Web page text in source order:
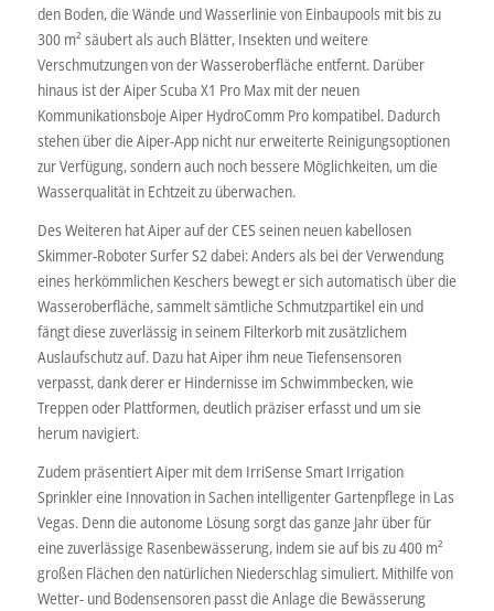
den Boden, die Wände und Wasserlinie von Einbaupools mit bis zu
300 m² säubert als auch Blätter, Insekten und weitere
Verschmutzungen von der Wasseroberfläche entfernt. Darüber
hinaus ist der Aiper Scuba X1 Pro Max mit der neuen
Kommunikationsboje Aiper HydroComm Pro kompatibel. Dadurch
stehen über die Aiper-App nicht nur erweiterte Reinigungsoptionen
zur Verfügung, sondern auch noch bessere Möglichkeiten, um die
Wasserqualität in Echtzeit zu überwachen.
Des Weiteren hat Aiper auf der CES seinen neuen kabellosen
Skimmer-Roboter Surfer S2 dabei: Anders als bei der Verwendung
eines herkömmlichen Keschers bewegt er sich automatisch über die
Wasseroberfläche, sammelt sämtliche Schmutzpartikel ein und
fängt diese zuverlässig in seinem Filterkorb mit zusätzlichem
Auslaufschutz auf. Dazu hat Aiper ihm neue Tiefensensoren
verpasst, dank derer er Hindernisse im Schwimmbecken, wie
Treppen oder Plattformen, deutlich präziser erfasst und um sie
herum navigiert.
Zudem präsentiert Aiper mit dem IrriSense Smart Irrigation
Sprinkler eine Innovation in Sachen intelligenter Gartenpflege in Las
Vegas. Denn die autonome Lösung sorgt das ganze Jahr über für
eine zuverlässige Rasenbewässerung, indem sie auf bis zu 400 m²
großen Flächen den natürlichen Niederschlag simuliert. Mithilfe von
Wetter- und Bodensensoren passt die Anlage die Bewässerung